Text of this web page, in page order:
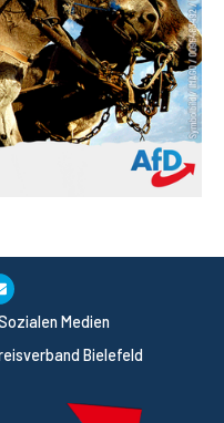
Bielefeld
Medien